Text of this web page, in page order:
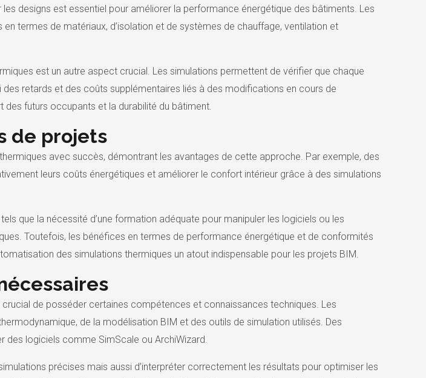
designs est essentiel pour améliorer la performance énergétique des bâtiments. Les
termes de matériaux, d’isolation et de systèmes de chauffage, ventilation et
est un autre aspect crucial. Les simulations permettent de vérifier que chaque
retards et des coûts supplémentaires liés à des modifications en cours de
futurs occupants et la durabilité du bâtiment.
de projets
avec succès, démontrant les avantages de cette approche. Par exemple, des
leurs coûts énergétiques et améliorer le confort intérieur grâce à des simulations
que la nécessité d’une formation adéquate pour manipuler les logiciels ou les
Toutefois, les bénéfices en termes de performance énergétique et de conformités
des simulations thermiques un atout indispensable pour les projets BIM.
de posséder certaines compétences et connaissances techniques. Les
de la modélisation BIM et des outils de simulation utilisés. Des
logiciels comme SimScale ou ArchiWizard.
précises mais aussi d’interpréter correctement les résultats pour optimiser les